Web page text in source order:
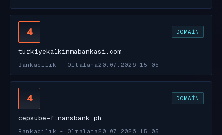
4 DOMAIN
turkiyekalkinmabankasi.com
Bankacılık - Oltalama20.07.2026 15:05
4 DOMAIN
cepsube-finansbank.ph
Bankacılık - Oltalama20.07.2026 15:05